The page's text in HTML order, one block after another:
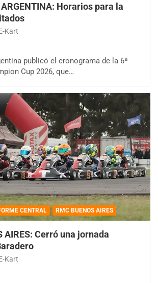
ARGENTINA: Horarios para la
Kart
publicó el cronograma de la 6ª
Cup 2026, que…
CENTRAL RMC BUENOS AIRES
AIRES: Cerró una jornada
Kart